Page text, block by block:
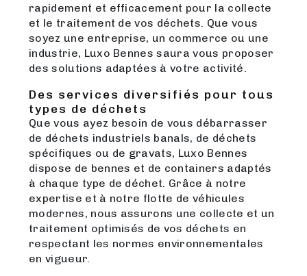
rapidement et efficacement pour la collecte
et le traitement de vos déchets. Que vous
soyez une entreprise, un commerce ou une
industrie, Luxo Bennes saura vous proposer
des solutions adaptées à votre activité.
Des services diversifiés pour tous
types de déchets
Que vous ayez besoin de vous débarrasser
de déchets industriels banals, de déchets
spécifiques ou de gravats, Luxo Bennes
dispose de bennes et de containers adaptés
à chaque type de déchet. Grâce à notre
expertise et à notre flotte de véhicules
modernes, nous assurons une collecte et un
traitement optimisés de vos déchets en
respectant les normes environnementales
en vigueur.